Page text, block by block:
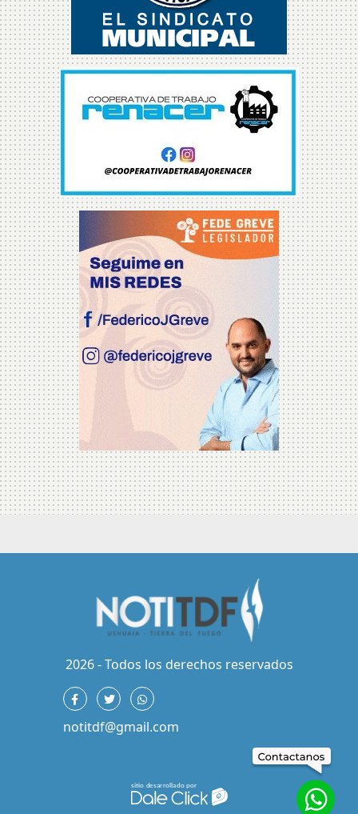
2026 - Todos los derechos reservados
notitdf@gmail.com